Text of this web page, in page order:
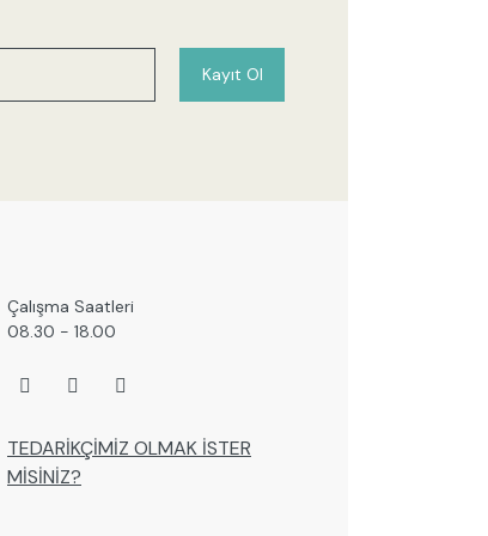
Gönder
Kayıt Ol
Çalışma Saatleri
08.30 - 18.00
TEDARİKÇİMİZ OLMAK İSTER
MİSİNİZ?